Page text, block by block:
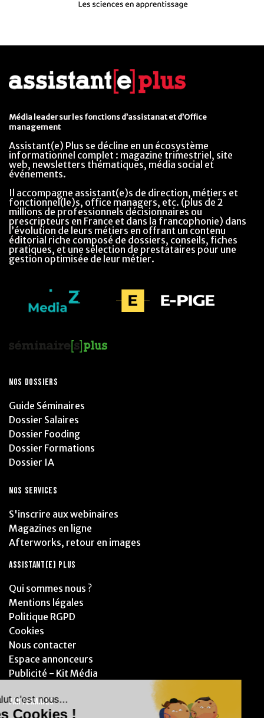
Média leader sur les fonctions d’assistanat et d’Office
management
Assistant(e) Plus se décline en un écosystème
informationnel complet : magazine trimestriel, site
web, newsletters thématiques, média social et
événements.
Il accompagne assistant(e)s de direction, métiers et
fonctionnel(le)s, office managers, etc. (plus de 2
millions de professionnels décisionnaires ou
prescripteurs en France et dans la francophonie) dans
l’évolution de leurs métiers en offrant un contenu
éditorial riche composé de dossiers, conseils, fiches
pratiques, et une sélection de prestataires pour une
gestion optimisée de leur métier.
NOS DOSSIERS
Guide Séminaires
Dossier Salaires
Dossier Fooding
Dossier Formations
Dossier IA
NOS SERVICES
S'inscrire aux webinaires
Magazines en ligne
Afterworks, retour en images
ASSISTANT(E) PLUS
Qui sommes nous ?
Mentions légales
Politique RGPD
Cookies
Nous contacter
Espace annonceurs
Publicité - Kit Média
PARTENAIRES